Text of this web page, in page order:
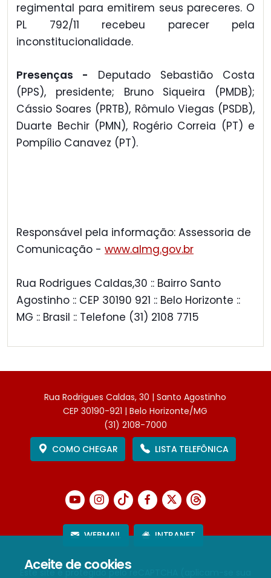
Aceite de cookies
regimental para emitirem seus pareceres. O
PL 792/11 recebeu parecer pela
inconstitucionalidade.
Presenças - Deputado Sebastião Costa
(PPS), presidente; Bruno Siqueira (PMDB);
Cássio Soares (PRTB), Rômulo Viegas (PSDB),
Duarte Bechir (PMN), Rogério Correia (PT) e
Pompílio Canavez (PT).
Responsável pela informação: Assessoria de
Comunicação - www.almg.gov.br
Rua Rodrigues Caldas,30 :: Bairro Santo
Agostinho :: CEP 30190 921 :: Belo Horizonte ::
MG :: Brasil :: Telefone (31) 2108 7715
Rua Rodrigues Caldas, 30 | Santo Agostinho
CEP 30190-921 | Belo Horizonte/MG
(31) 2108-7000
COMO CHEGAR
LISTA TELEFÔNICA
WEBMAIL INTRANET
Este site é protegido pelo reCAPTCHA (aplicam-se sua